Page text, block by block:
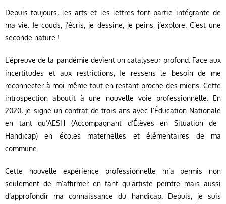
Depuis toujours, les arts et les lettres font partie intégrante de
ma vie. Je couds, j’écris, je dessine, je peins, j’explore. C’est une
seconde nature !
L’épreuve de la pandémie devient un catalyseur profond. Face aux
incertitudes et aux restrictions, Je ressens le besoin de me
reconnecter à moi-même tout en restant proche des miens. Cette
introspection aboutit à une nouvelle voie professionnelle. En
2020, je signe un contrat de trois ans avec l’Éducation Nationale
en tant qu’AESH (Accompagnant d’Élèves en Situation de
Handicap) en écoles maternelles et élémentaires de ma
commune.
Cette nouvelle expérience professionnelle m’a permis non
seulement de m’affirmer en tant qu’artiste peintre mais aussi
d’approfondir ma connaissance du handicap. Depuis, je suis